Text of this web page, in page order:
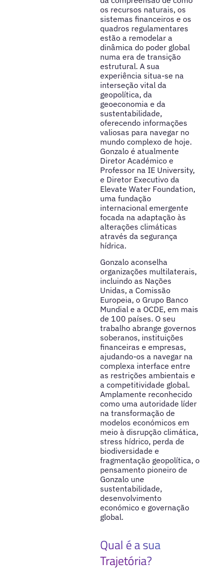
os recursos naturais, os
sistemas financeiros e os
quadros regulamentares
estão a remodelar a
dinâmica do poder global
numa era de transição
estrutural. A sua
experiência situa-se na
interseção vital da
geopolítica, da
geoeconomia e da
sustentabilidade,
oferecendo informações
valiosas para navegar no
mundo complexo de hoje.
Gonzalo é atualmente
Diretor Académico e
Professor na IE University,
e Diretor Executivo da
Elevate Water Foundation,
uma fundação
internacional emergente
focada na adaptação às
alterações climáticas
através da segurança
hídrica.
Gonzalo aconselha
organizações multilaterais,
incluindo as Nações
Unidas, a Comissão
Europeia, o Grupo Banco
Mundial e a OCDE, em mais
de 100 países. O seu
trabalho abrange governos
soberanos, instituições
financeiras e empresas,
ajudando-os a navegar na
complexa interface entre
as restrições ambientais e
a competitividade global.
Amplamente reconhecido
como uma autoridade líder
na transformação de
modelos económicos em
meio à disrupção climática,
stress hídrico, perda de
biodiversidade e
fragmentação geopolítica, o
pensamento pioneiro de
Gonzalo une
sustentabilidade,
desenvolvimento
económico e governação
global.
Qual é a sua
Trajetória?